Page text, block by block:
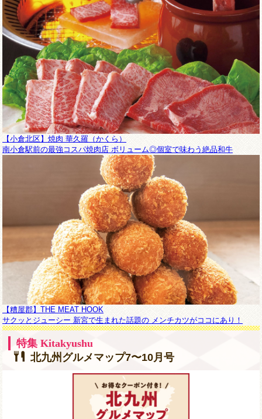
【小倉北区】焼肉 華久羅（かくら）
南小倉駅前の最強コスパ焼肉店 ボリューム◎個室で味わう絶品和牛
【糟屋郡】THE MEAT HOOK
サクッとジューシー 新宮で生まれた話題の メンチカツがココにあり！
特集 Kitakyushu
北九州グルメマップ7〜10月号